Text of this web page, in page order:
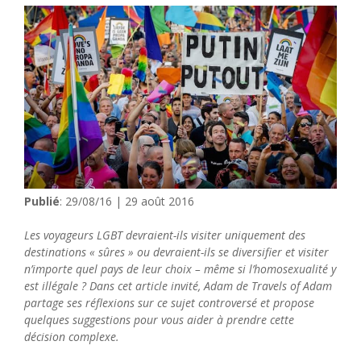
Publié: 29/08/16 | 29 août 2016
Les voyageurs LGBT devraient-ils visiter uniquement des
destinations « sûres » ou devraient-ils se diversifier et visiter
n’importe quel pays de leur choix – même si l’homosexualité y
est illégale ? Dans cet article invité, Adam de Travels of Adam
partage ses réflexions sur ce sujet controversé et propose
quelques suggestions pour vous aider à prendre cette
décision complexe.